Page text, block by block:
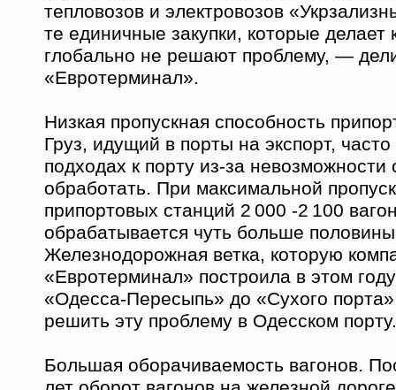
тепловозов и электровозов
те единичные закупки, которые делает
глобально не решают проблему, —
«Евротерминал».
Низкая пропускная способность
Груз, идущий в порты на экспорт,
подходах к порту из-за невозможности
обработать. При максимальной
припортовых станций 2 000 -2 100
обрабатывается чуть больше
Железнодорожная ветка, которую
«Евротерминал» построила в этом
«Одесса-Пересыпь» до «Сухого
решить эту проблему в Одесском порту.
Большая оборачиваемость вагонов.